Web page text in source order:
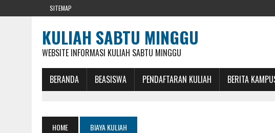
SITEMAP
KULIAH SABTU MINGGU
WEBSITE INFORMASI KULIAH SABTU MINGGU
BERANDA BEASISWA PENDAFTARAN KULIAH BERITA
HOME BIAYA KULIAH